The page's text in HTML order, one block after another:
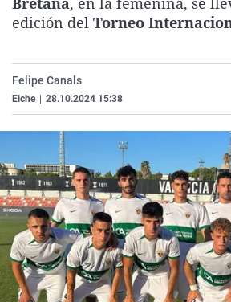
edición del Torneo
Felipe Canals
Elche 28.10.2024 15:38